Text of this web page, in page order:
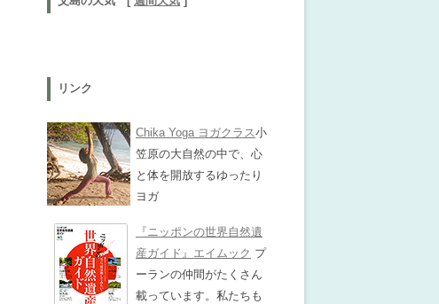
リンク
Chika Yoga ヨガクラス小
笠原の大自然の中で、心
と体を開放するゆったり
ヨガ
『ニッポンの世界自然遺
産ガイド』エイムック プ
ーランの仲間がたくさん
載っています。私たちも